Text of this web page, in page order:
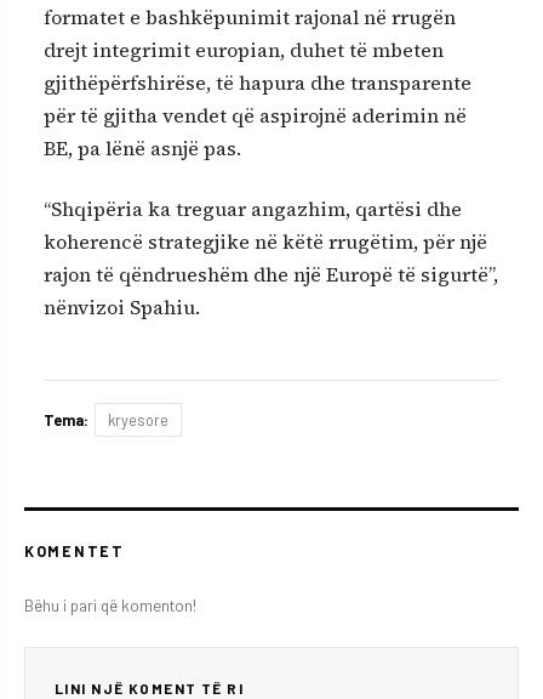
formatet e bashkëpunimit rajonal në rrugën
drejt integrimit europian, duhet të mbeten
gjithëpërfshirëse, të hapura dhe transparente
për të gjitha vendet që aspirojnë aderimin në
BE, pa lënë asnjë pas.
“Shqipëria ka treguar angazhim, qartësi dhe
koherencë strategjike në këtë rrugëtim, për një
rajon të qëndrueshëm dhe një Europë të sigurtë”,
nënvizoi Spahiu.
Tema: kryesore
KOMENTET
Bëhu i pari që komenton!
LINI NJË KOMENT TË RI